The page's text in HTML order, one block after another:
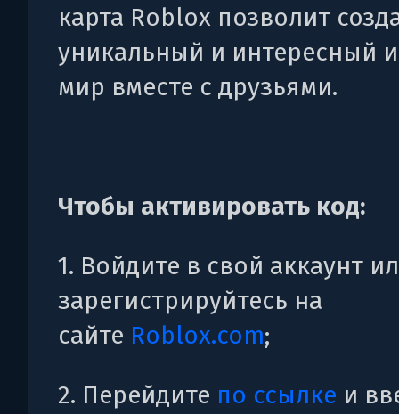
карта Roblox позволит
уникальный и интересный
мир вместе с друзьями.
Чтобы активировать код:
1. Войдите в свой аккаунт
зарегистрируйтесь на
сайте Roblox.com;
2. Перейдите по ссылке и